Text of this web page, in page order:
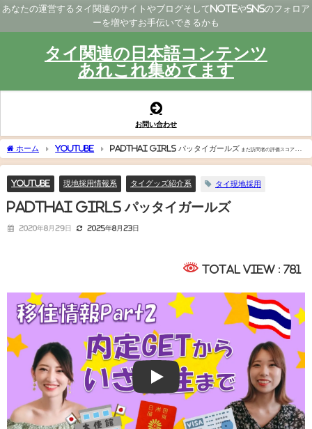
あなたの運営するタイ関連のサイトやブログそしてNoteやSNSのフォロア
ーを増やすお手伝いできるかも
タイ関連の日本語コンテンツ
あれこれ集めてます
お問い合わせ
ホーム YouTube PADTHAI GIRLS パッタイガールズ まだ訪問者の評価スコアはあ
YouTube 現地採用情報系 タイグッズ紹介系 タイ現地採用
PADTHAI GIRLS パッタイガールズ
2020年8月29日 2025年8月23日
Total View : 781
Play